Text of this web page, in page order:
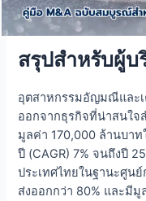
สรุปสำหรับผู้บ
อุตสาหกรรมอัญมณีและเ
ออกจากธุรกิจที่น่าสนใจ
มูลค่า 170,000 ล้านบาท
ปี (CAGR) 7% จนถึงปี
ประเทศไทยในฐานะศูน
ส่งออกกว่า 80% และมี